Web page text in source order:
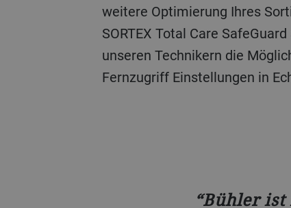
weitere Optimierung Ihres
SORTEX Total Care
unseren Technikern die
Fernzugriff Einstellungen in
Bühler ist